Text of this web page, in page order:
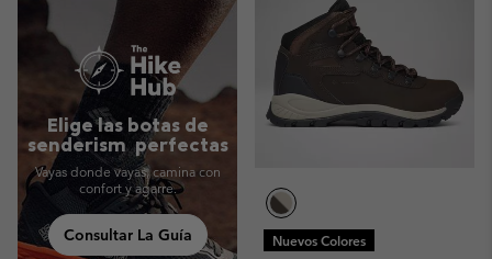
Elige las botas de
senderism perfectas
Vayas donde vayas, camina con
confort y agarre.
Consultar La Guía Nuevos Colores